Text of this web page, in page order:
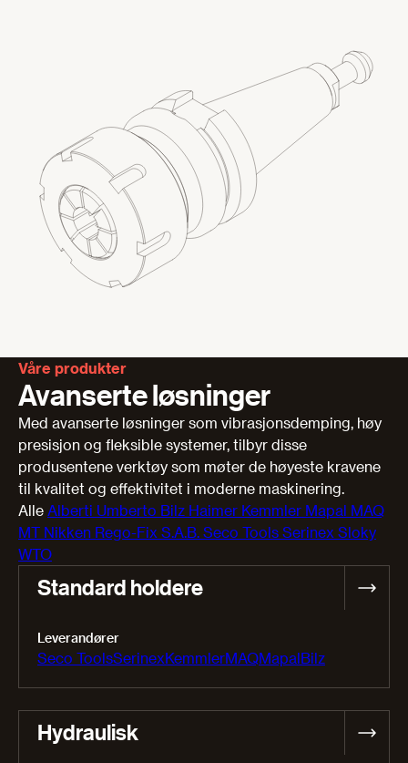
Våre produkter
Avanserte løsninger
Med avanserte løsninger som vibrasjonsdemping, høy
presisjon og fleksible systemer, tilbyr disse
produsentene verktøy som møter de høyeste kravene
til kvalitet og effektivitet i moderne maskinering.
Alle Alberti Umberto Bilz Haimer Kemmler Mapal MAQ
MT Nikken Rego-Fix S.A.B. Seco Tools Serinex Sloky
WTO
Standard holdere
Leverandører
Seco ToolsSerinexKemmlerMAQMapalBilz
Hydraulisk